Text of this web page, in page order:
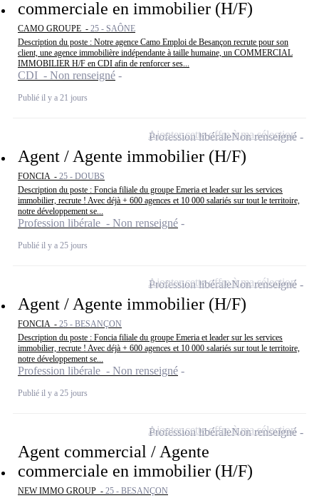
commerciale en immobilier (H/F)
CAMO GROUPE - 25 - SAÔNE
Description du poste : Notre agence Camo Emploi de Besançon recrute pour son
client, une agence immobilière indépendante à taille humaine, un COMMERCIAL
IMMOBILIER H/F en CDI afin de renforcer ses...
CDI - Non renseigné
Publié il y a 21 jours
Agent / Agente immobilier (H/F)
FONCIA - 25 - DOUBS
Description du poste : Foncia filiale du groupe Emeria et leader sur les services
immobilier, recrute ! Avec déjà + 600 agences et 10 000 salariés sur tout le territoire,
notre développement se...
Profession libérale - Non renseigné
Publié il y a 25 jours
Profession libéraleNon renseigné
Ajouter cette offre à ma sélection
Agent / Agente immobilier (H/F)
FONCIA - 25 - BESANÇON
Description du poste : Foncia filiale du groupe Emeria et leader sur les services
immobilier, recrute ! Avec déjà + 600 agences et 10 000 salariés sur tout le territoire,
notre développement se...
Profession libérale - Non renseigné
Publié il y a 25 jours
Profession libéraleNon renseigné
Ajouter cette offre à ma sélection
Agent commercial / Agente
commerciale en immobilier (H/F)
NEW IMMO GROUP - 25 - BESANÇON
Profession libéraleNon renseigné
Ajouter cette offre à ma sélection